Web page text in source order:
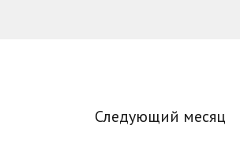
Следующий месяц